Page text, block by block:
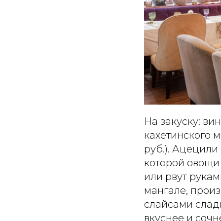
На закуску:
кахетинского
руб.). Ацецили
которой
или рвут
мангале,
слайсами
вкуснее и